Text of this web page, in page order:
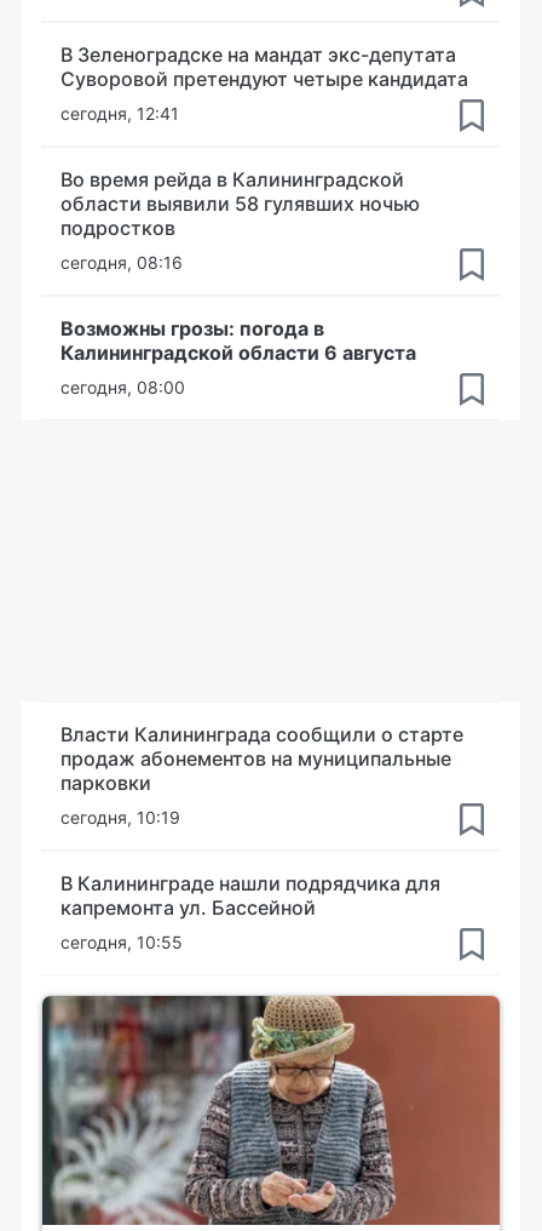
В Зеленоградске на мандат экс-депутата
Суворовой претендуют четыре кандидата
сегодня, 12:41
Во время рейда в Калининградской
области выявили 58 гулявших ночью
подростков
сегодня, 08:16
Возможны грозы: погода в
Калининградской области 6 августа
сегодня, 08:00
Власти Калининграда сообщили о старте
продаж абонементов на муниципальные
парковки
сегодня, 10:19
В Калининграде нашли подрядчика для
капремонта ул. Бассейной
сегодня, 10:55